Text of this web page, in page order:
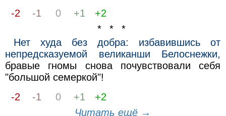
-2
-1 0 +1
+2
* * *
Нет худа без добра: избавившись от
непредсказуемой великанши Белоснежки,
бравые гномы снова почувствовали себя
"большой семеркой"!
-2
-1 0 +1
+2
Читать ещё →